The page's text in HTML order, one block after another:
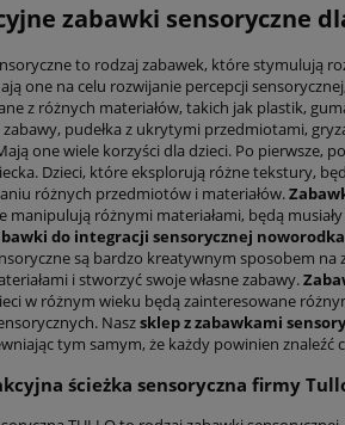
zabawki sensoryczne
to rodzaj zabawek, które stymulują
one na celu rozwijanie percepcji
z różnych materiałów, takich jak plastik,
pudełka z ukrytymi przedmiotami,
one wiele korzyści dla dzieci. Po pierwsze,
Dzieci, które eksplorują różne tekstury,
różnych przedmiotów i materiałów.
manipulują różnymi materiałami, będą
do integracji sensorycznej noworodka
są bardzo kreatywnym sposobem
i stworzyć swoje własne zabawy.
w różnym wieku będą zainteresowane
Naszsklep z zabawkami
tym samym, że każdy powinien znaleźć
ścieżka sensoryczna firmy